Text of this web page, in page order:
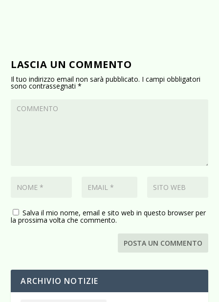
LASCIA UN COMMENTO
Il tuo indirizzo email non sarà pubblicato. I campi obbligatori
sono contrassegnati*
Salva il mio nome, email e sito web in questo browser per
la prossima volta che commento.
ARCHIVIO NOTIZIE